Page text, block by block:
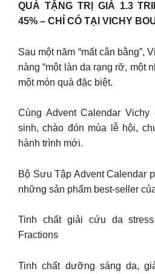
QUÀ TẶNG TRỊ GIÁ 1.3
45% – CHỈ CÓ TẠI VICHY
Sau một năm “mất cân bằng”,
nàng “một làn da rạng rỡ, một
một món quà đặc biệt.
Cùng Advent Calendar Vichy
sinh, chào đón mùa lễ hội,
hành trình mới.
Bộ Sưu Tập Advent Calendar
những sản phẩm best-seller
Tinh chất giải cứu da
Fractions
Tinh chất dưỡng sáng da,